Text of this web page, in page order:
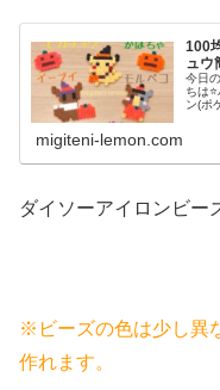
100
ュウ
今日
ちは
ン(ポ
migiteni-lemon.com
ダイソーアイロンビー
※ビーズの色は少し異
作れます。